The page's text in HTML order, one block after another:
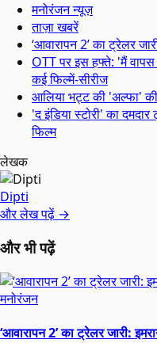
मनोरंजन न्यूज़
ताज़ा खबरें
‘आवारापन 2’ का ट्रेलर
OTT पर इस हफ्ते: 'मैं
कई फिल्में-सीरीज
आलिया भट्ट की 'अल्फा'
'द इंडिया स्टोरी' का
फिल्म
लेखक
Dipti
और लेख पढ़ें →
और भी पढ़ें
मनोरंजन
‘आवारापन 2’ का ट्रेलर जारी: